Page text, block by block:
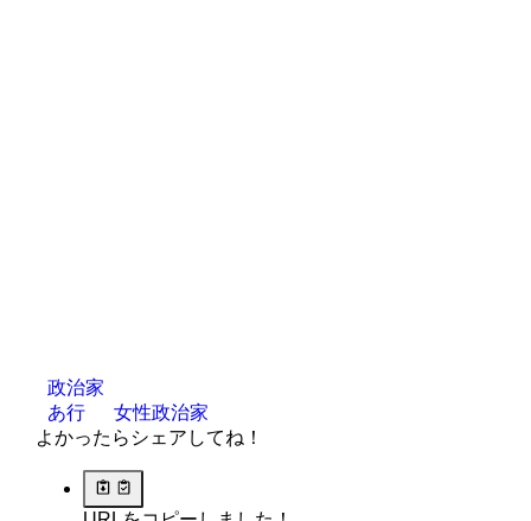
政治家
あ行
女性政治家
よかったらシェアしてね！